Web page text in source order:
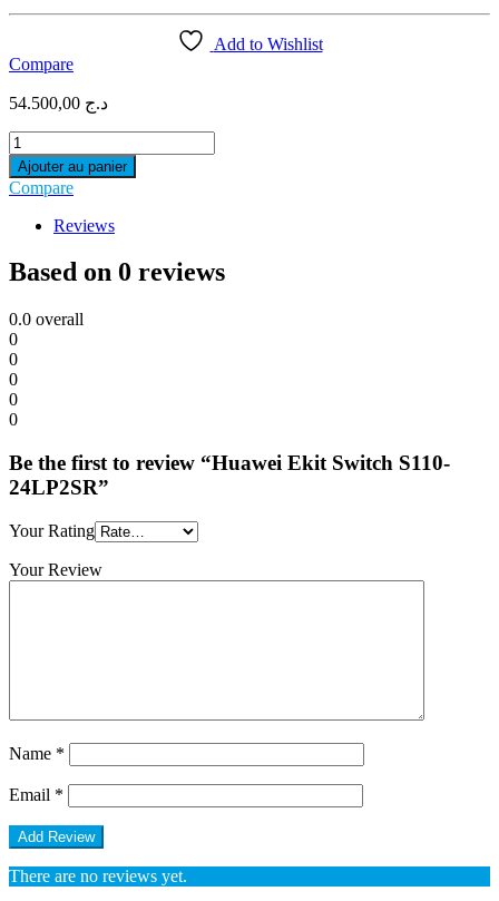
Add to Wishlist
Compare
د.ج
Huawei
Ekit
Switch
S110-
24LP2SR
quantity
Ajouter au panier
Compare
Reviews
Based on 0 reviews
0.0 overall
0
0
0
0
0
Be the first to review “Huawei Ekit Switch S110-
24LP2SR”
Your Rating
Your Review
Name *
Email *
There are no reviews yet.